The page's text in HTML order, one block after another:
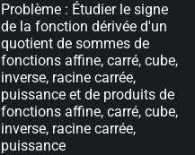
Problème : Étudier le signe
de la fonction dérivée d'un
quotient de sommes de
fonctions affine, carré, cube,
inverse, racine carrée,
puissance et de produits de
fonctions affine, carré, cube,
inverse, racine carrée,
puissance